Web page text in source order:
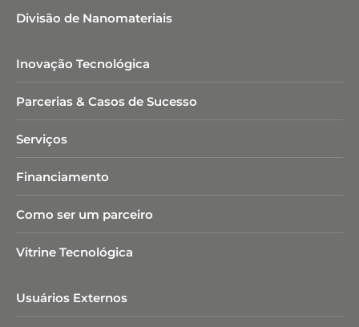
Divisão de Nanomateriais
Inovação Tecnológica
Parcerias & Casos de Sucesso
Serviços
Financiamento
Como ser um parceiro
Vitrine Tecnológica
Usuários Externos